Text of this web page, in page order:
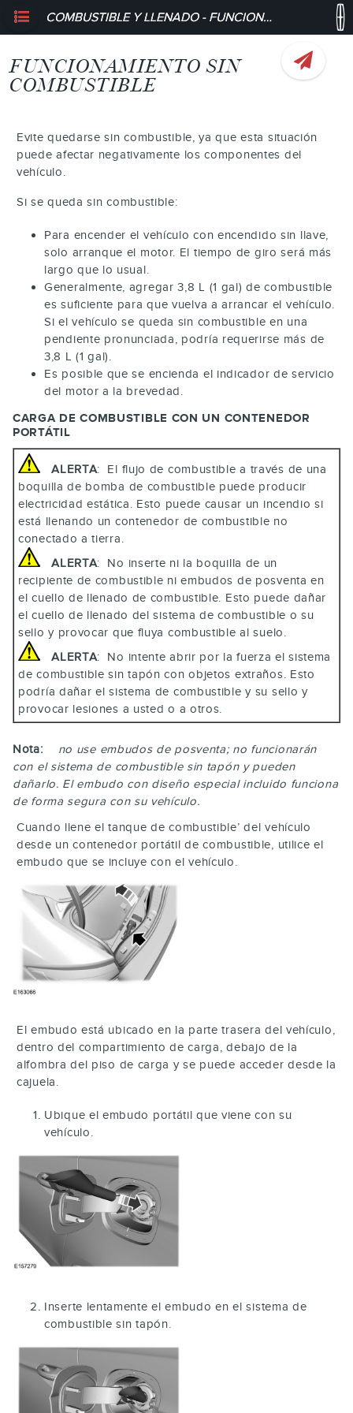
COMBUSTIBLE Y LLENADO - FUNCIONAMIENTO SIN COMBUSTIBLE
FUNCIONAMIENTO SIN
COMBUSTIBLE
Evite quedarse sin combustible, ya que esta situación
puede afectar negativamente los componentes del
vehículo.
Si se queda sin combustible:
Para encender el vehículo con encendido sin llave,
solo arranque el motor. El tiempo de giro será más
largo que lo usual.
Generalmente, agregar 3,8 L (1 gal) de combustible
es suficiente para que vuelva a arrancar el vehículo.
Si el vehículo se queda sin combustible en una
pendiente pronunciada, podría requerirse más de
3,8 L (1 gal).
Es posible que se encienda el indicador de servicio
del motor a la brevedad.
CARGA DE COMBUSTIBLE CON UN CONTENEDOR
PORTÁTIL
ALERTA: El flujo de combustible a través de una
boquilla de bomba de combustible puede producir
electricidad estática. Esto puede causar un incendio si
está llenando un contenedor de combustible no
conectado a tierra.
ALERTA: No inserte ni la boquilla de un
recipiente de combustible ni embudos de posventa en
el cuello de llenado de combustible. Esto puede dañar
el cuello de llenado del sistema de combustible o su
sello y provocar que fluya combustible al suelo.
ALERTA: No intente abrir por la fuerza el sistema
de combustible sin tapón con objetos extraños. Esto
podría dañar el sistema de combustible y su sello y
provocar lesiones a usted o a otros.
Nota:
no use embudos de posventa; no funcionarán
con el sistema de combustible sin tapón y pueden
dañarlo. El embudo con diseño especial incluido funciona
de forma segura con su vehículo.
Cuando llene el tanque de combustible’ del vehículo
desde un contenedor portátil de combustible, utilice el
embudo que se incluye con el vehículo.
El embudo está ubicado en la parte trasera del vehículo,
dentro del compartimiento de carga, debajo de la
alfombra del piso de carga y se puede acceder desde la
cajuela.
Ubique el embudo portátil que viene con su
vehículo.
Inserte lentamente el embudo en el sistema de
combustible sin tapón.